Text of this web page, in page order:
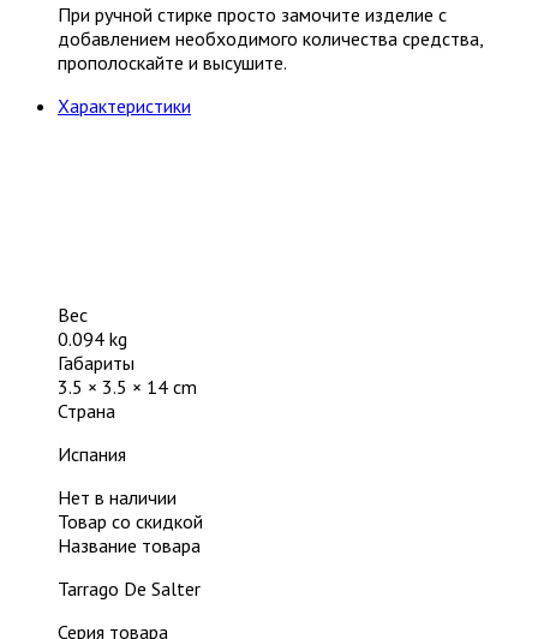
При ручной стирке просто замочите изделие с
добавлением необходимого количества средства,
прополоскайте и высушите.
Характеристики
Вес
0.094 kg
Габариты
3.5 × 3.5 × 14 cm
Страна
Испания
Нет в наличии
Товар со скидкой
Название товара
Tarrago De Salter
Серия товара